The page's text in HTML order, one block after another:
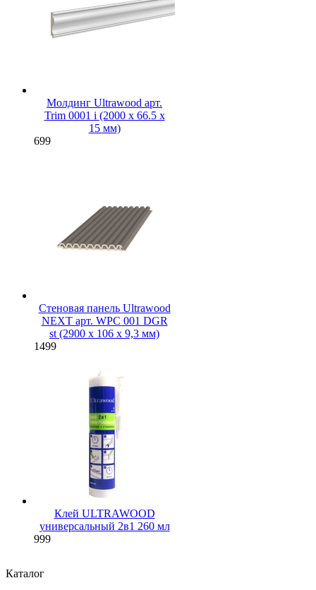
Молдинг Ultrawood арт.
Trim 0001 i (2000 х 66.5 х
15 мм)
699
Стеновая панель Ultrawood
NEXT арт. WPC 001 DGR
st (2900 х 106 х 9,3 мм)
1499
Клей ULTRAWOOD
универсальный 2в1 260 мл
999
Каталог